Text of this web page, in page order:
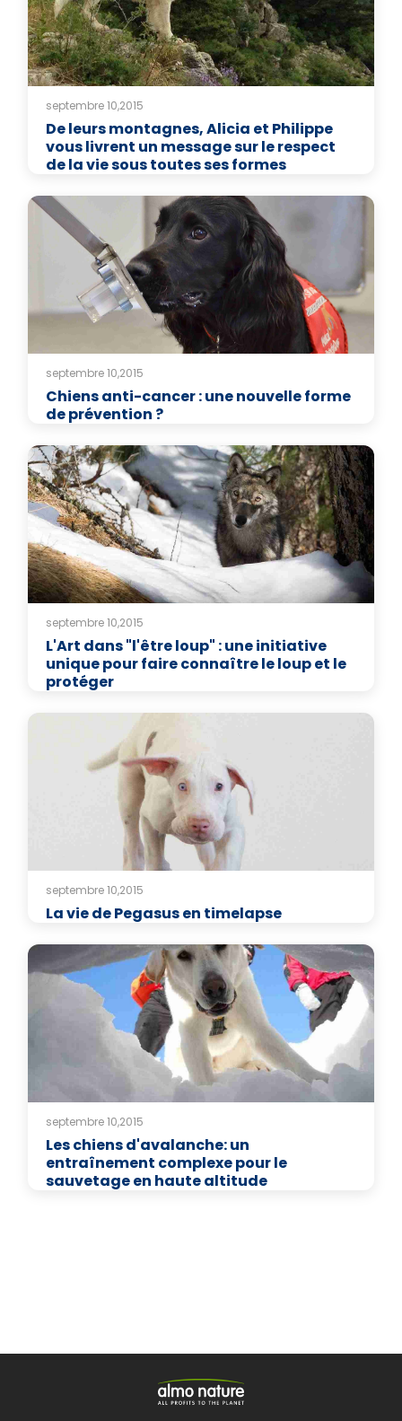
septembre 10,2015
De leurs montagnes, Alicia et Philippe
vous livrent un message sur le respect
de la vie sous toutes ses formes
septembre 10,2015
Chiens anti-cancer : une nouvelle forme
de prévention ?
septembre 10,2015
L'Art dans "l'être loup" : une initiative
unique pour faire connaître le loup et le
protéger
septembre 10,2015
La vie de Pegasus en timelapse
septembre 10,2015
Les chiens d'avalanche: un
entraînement complexe pour le
sauvetage en haute altitude